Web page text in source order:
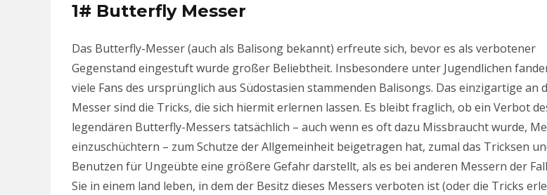
1# Butterfly Messer
Das Butterfly-Messer (auch als Balisong bekannt) erfreute sich, bevor es als verbotener
Gegenstand eingestuft wurde großer Beliebtheit. Insbesondere unter Jugendlichen
viele Fans des ursprünglich aus Südostasien stammenden Balisongs. Das einzigartige an
Messer sind die Tricks, die sich hiermit erlernen lassen. Es bleibt fraglich, ob ein Verbot
legendären Butterfly-Messers tatsächlich – auch wenn es oft dazu Missbraucht wurde,
einzuschüchtern – zum Schutze der Allgemeinheit beigetragen hat, zumal das Tricksen
Benutzen für Ungeübte eine größere Gefahr darstellt, als es bei anderen Messern der
Sie in einem land leben, in dem der Besitz dieses Messers verboten ist (oder die Tricks